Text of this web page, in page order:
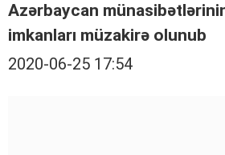
Azərbaycan
imkanları müzakirə olunub
2020-06-25 17:54